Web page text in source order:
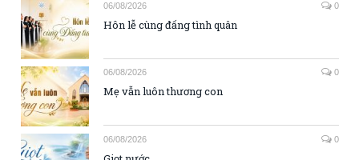
06/08/2026 0
Hôn lễ cùng đấng tình quân
06/08/2026 0
Mẹ vẫn luôn thương con
06/08/2026 0